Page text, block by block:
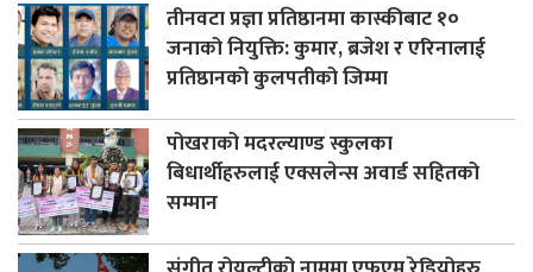
तीनवटा प्रज्ञा प्रतिष्ठानमा कास्कीबाट १०
जनाको नियुक्ति: कुमार, ब्रजेश र एरिनालाई
प्रतिष्ठानको कुलपतीको जिम्मा
पोखराको मदरल्याण्ड स्कुलका
बिधार्थीहरुलाई एक्सलेन्स अवार्ड सहितको
सम्मान